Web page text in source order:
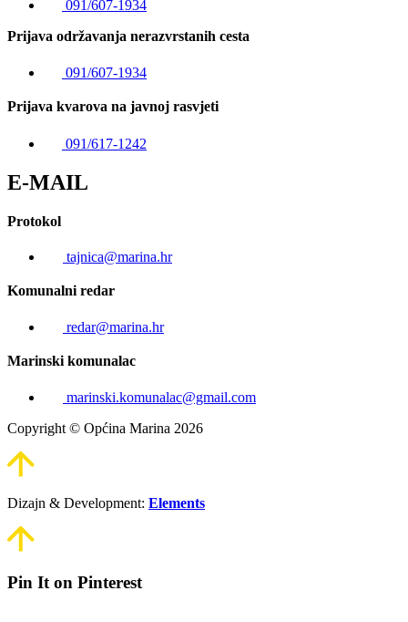
091/607-1934
Prijava održavanja nerazvrstanih cesta
091/607-1934
Prijava kvarova na javnoj rasvjeti
091/617-1242
E-MAIL
Protokol
tajnica@marina.hr
Komunalni redar
redar@marina.hr
Marinski komunalac
marinski.komunalac@gmail.com
Copyright © Općina Marina 2026
Dizajn & Development: Elements
Pin It on Pinterest